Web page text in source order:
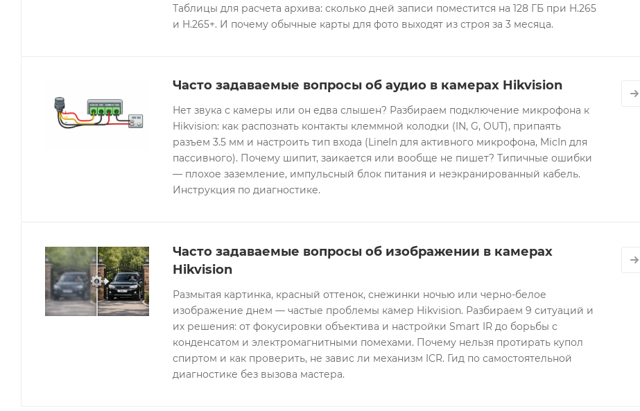
Таблицы для расчета архива: сколько дней записи поместится на 128 ГБ при H.265
и H.265+. И почему обычные карты для фото выходят из строя за 3 месяца.
Часто задаваемые вопросы об аудио в камерах Hikvision
Нет звука с камеры или он едва слышен? Разбираем подключение микрофона к
Hikvision: как распознать контакты клеммной колодки (IN, G, OUT), припаять
разъем 3.5 мм и настроить тип входа (LineIn для активного микрофона, MicIn для
пассивного). Почему шипит, заикается или вообще не пишет? Типичные ошибки
— плохое заземление, импульсный блок питания и неэкранированный кабель.
Инструкция по диагностике.
Часто задаваемые вопросы об изображении в камерах
Hikvision
Размытая картинка, красный оттенок, снежинки ночью или черно-белое
изображение днем — частые проблемы камер Hikvision. Разбираем 9 ситуаций и
их решения: от фокусировки объектива и настройки Smart IR до борьбы с
конденсатом и электромагнитными помехами. Почему нельзя протирать купол
спиртом и как проверить, не завис ли механизм ICR. Гид по самостоятельной
диагностике без вызова мастера.